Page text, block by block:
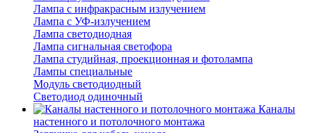
Лампа с инфракрасным излучением
Лампа с УФ-излучением
Лампа светодиодная
Лампа сигнальная светофора
Лампа студийная, проекционная и фотолампа
Лампы специальные
Модуль светодиодный
Светодиод одиночный
Каналы
настенного и потолочного монтажа